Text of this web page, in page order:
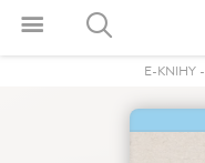
E-KNIHY-